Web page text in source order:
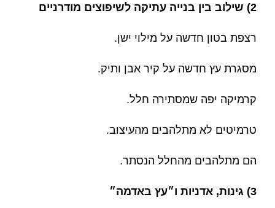
2) שילוב בין בנייה עתיקה לשיפוצים מודרניים
רצפת בטון חדשה על מילוי ישן.
מסגרת עץ חדשה על קיר אבן ותיק.
קרמיקה יפה שמסתירה חלל.
טרמיטים לא מתלהבים מהעיצוב.
הם מתלהבים מהחלל הנסתר.
3) גינות, אדניות ו״עץ באדמה״